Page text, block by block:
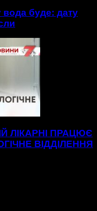
буде: дату
ЛІКАРНІ ПРАЦЮЄ
ВІДДІЛЕННЯ